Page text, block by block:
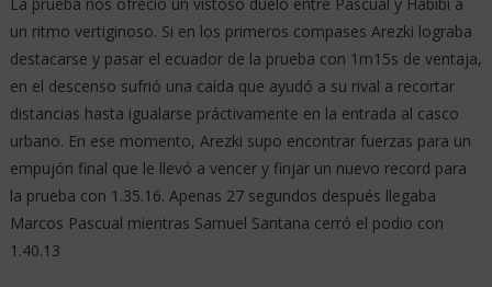
La prueba nos ofreció un vistoso duelo entre Pascual y Habibi a
un ritmo vertiginoso. Si en los primeros compases Arezki lograba
destacarse y pasar el ecuador de la prueba con 1m15s de ventaja,
en el descenso sufrió una caída que ayudó a su rival a recortar
distancias hasta igualarse práctivamente en la entrada al casco
urbano. En ese momento, Arezki supo encontrar fuerzas para un
empujón final que le llevó a vencer y finjar un nuevo record para
la prueba con 1.35.16. Apenas 27 segundos después llegaba
Marcos Pascual mientras Samuel Santana cerró el podio con
1.40.13